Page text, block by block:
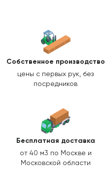
Собственное производство
цены с первых рук, без
посредников
Бесплатная доставка
от 40 м3 по Москве и
Московской области